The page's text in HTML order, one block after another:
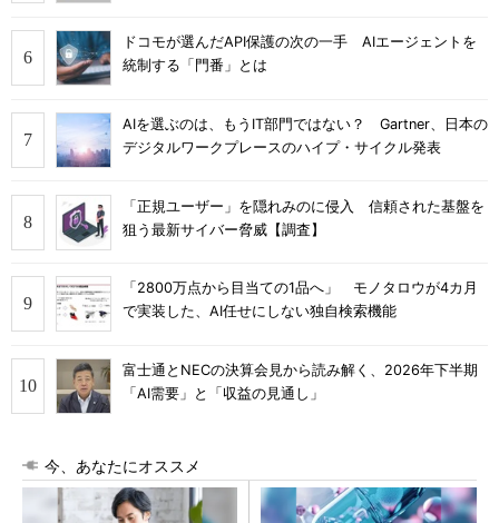
ドコモが選んだAPI保護の次の一手 AIエージェントを
統制する「門番」とは
AIを選ぶのは、もうIT部門ではない？ Gartner、日本の
デジタルワークプレースのハイプ・サイクル発表
「正規ユーザー」を隠れみのに侵入 信頼された基盤を
狙う最新サイバー脅威【調査】
「2800万点から目当ての1品へ」 モノタロウが4カ月
で実装した、AI任せにしない独自検索機能
富士通とNECの決算会見から読み解く、2026年下半期
「AI需要」と「収益の見通し」
今、あなたにオススメ